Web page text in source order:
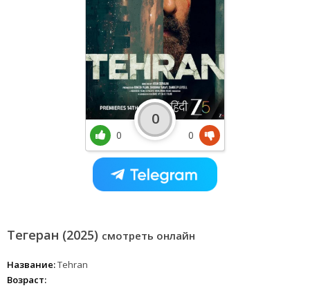
Тегеран (2025) смотреть онлайн
Название:Tehran
Возраст:
0
0
0